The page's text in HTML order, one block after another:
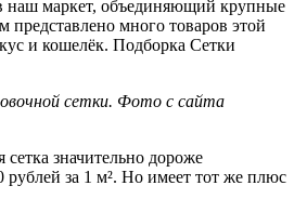
наш маркет, объединяющий крупные
представлено много товаров этой
и кошелёк. Подборка Сетки
сетки. Фото с сайта
значительно дороже
рублей за 1 м². Но имеет тот же плюс